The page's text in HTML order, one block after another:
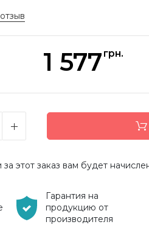
1 577 грн.
за этот заказ вам будет
Гарантия на
продукцию от
производителя